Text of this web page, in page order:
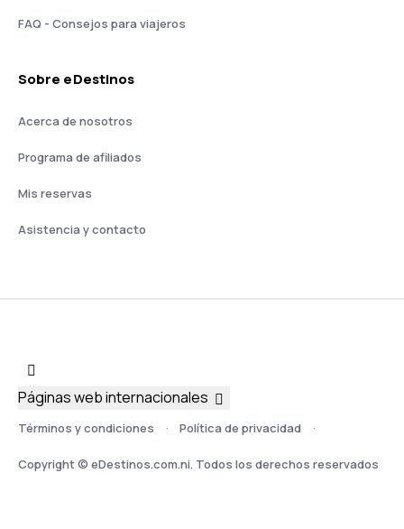
FAQ - Consejos para viajeros
Sobre eDestinos
Acerca de nosotros
Programa de afiliados
Mis reservas
Asistencia y contacto
Términos y condiciones Política de privacidad
Copyright © eDestinos.com.ni. Todos los derechos reservados
Páginas web internacionales